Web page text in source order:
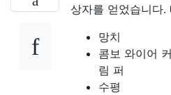
상자를 얻었습니다.
망치
콤보 와이어
림 퍼
수평